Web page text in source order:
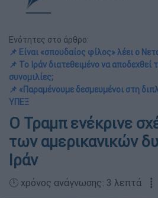
Ενότητες στο άρθρο:
📌 Είναι «σπουδαίος φίλος» λέει ο
📌 Το Ιράν διατεθειμένο να
συνομιλίες;
📌 «Παραμένουμε δεσμευμένοι στη
ΥΠΕΞ
Ο Τραμπ ενέκρινε
των αμερικανικών
Ιράν
🕛 χρόνος ανάγνωσης: 3 λεπτά ┋